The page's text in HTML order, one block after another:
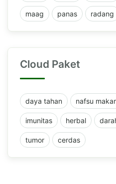
maag panas radang
Cloud Paket
daya tahan nafsu
imunitas herbal
tumor cerdas